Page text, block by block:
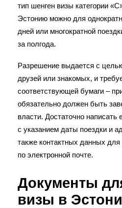
ПОЛИТИКА
тип шенген визы категории
Эстонию можно для
дней или многократной
за полгода.
Разрешение выдается с
друзей или знакомых, и
соответствующей бумаги –
обязательно должен быть
власти. Достаточно
с указанием даты поездки и
также контактных данных
по электронной почте.
Документы
визы в